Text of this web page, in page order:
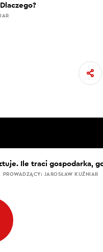
Ile traci gospodarka,
PROWADZĄCY: JAROSŁAW KUŹNIAR